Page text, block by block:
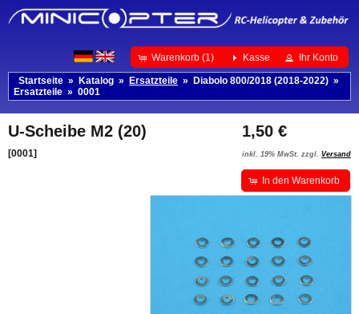
Warenkorb (1) Kasse Ihr Konto
Startseite » Katalog » Ersatzteile » Diabolo 800/2018 (2018-2022) »
Ersatzteile » 0001
1,50 €
inkl. 19% MwSt. zzgl. Versand
U-Scheibe M2 (20)
[0001]
In den Warenkorb